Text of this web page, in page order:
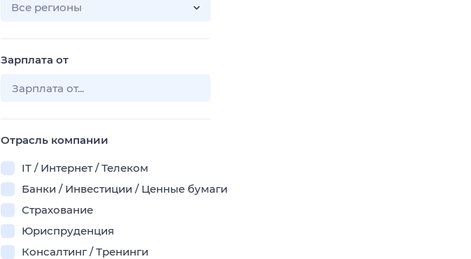
Все регионы
Зарплата от
Отрасль компании
IT / Интернет / Телеком
Банки / Инвестиции / Ценные бумаги
Страхование
Юриспруденция
Консалтинг / Тренинги